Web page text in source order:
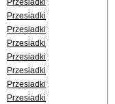
Przesiadki
Przesiadki
Przesiadki
Przesiadki
Przesiadki
Przesiadki
Przesiadki
Przesiadki